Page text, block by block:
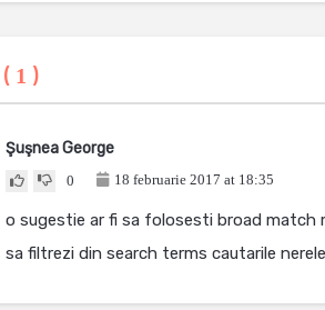
1 )
Şuşnea George
0 18 februarie 2017 at 18:35
o sugestie ar fi sa folosesti broad match
sa filtrezi din search terms cautarile